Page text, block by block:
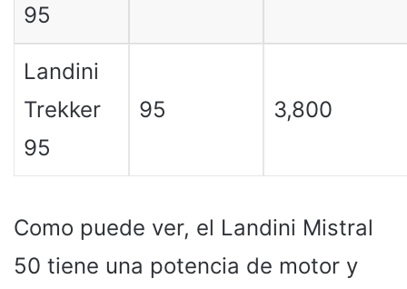
95
Landini
Trekker
95
95 3,800
Como puede ver, el Landini Mistral
50 tiene una potencia de motor y